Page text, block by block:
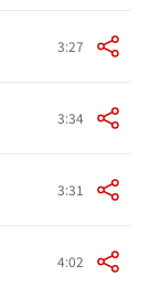
3:27
3:34
3:31
4:02